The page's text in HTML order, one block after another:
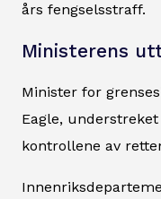
års fengselsstraff.
Ministerens
Minister for
Eagle,
kontrollene av